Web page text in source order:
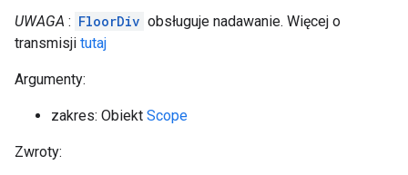
UWAGA : FloorDiv obsługuje nadawanie. Więcej o
transmisji tutaj
Argumenty:
zakres: Obiekt Scope
Zwroty: